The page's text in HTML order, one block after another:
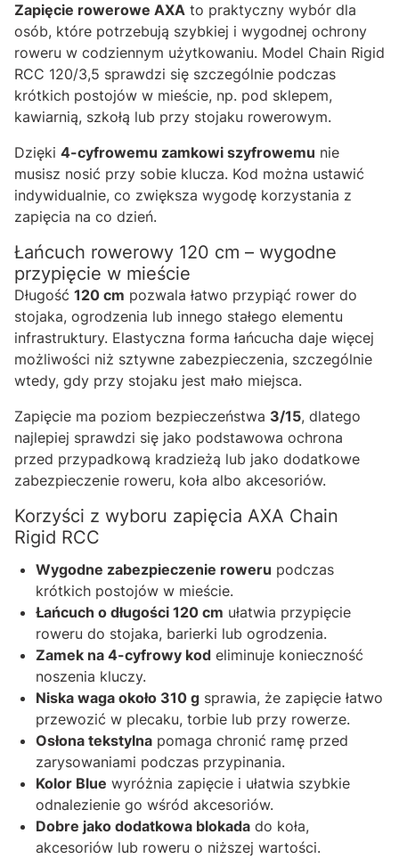
Zapięcie rowerowe AXA to praktyczny wybór dla
osób, które potrzebują szybkiej i wygodnej ochrony
roweru w codziennym użytkowaniu. Model Chain Rigid
RCC 120/3,5 sprawdzi się szczególnie podczas
krótkich postojów w mieście, np. pod sklepem,
kawiarnią, szkołą lub przy stojaku rowerowym.
Dzięki 4-cyfrowemu zamkowi szyfrowemu nie
musisz nosić przy sobie klucza. Kod można ustawić
indywidualnie, co zwiększa wygodę korzystania z
zapięcia na co dzień.
Łańcuch rowerowy 120 cm – wygodne
przypięcie w mieście
Długość 120 cm pozwala łatwo przypiąć rower do
stojaka, ogrodzenia lub innego stałego elementu
infrastruktury. Elastyczna forma łańcucha daje więcej
możliwości niż sztywne zabezpieczenia, szczególnie
wtedy, gdy przy stojaku jest mało miejsca.
Zapięcie ma poziom bezpieczeństwa 3/15, dlatego
najlepiej sprawdzi się jako podstawowa ochrona
przed przypadkową kradzieżą lub jako dodatkowe
zabezpieczenie roweru, koła albo akcesoriów.
Korzyści z wyboru zapięcia AXA Chain
Rigid RCC
Wygodne zabezpieczenie roweru podczas
krótkich postojów w mieście.
Łańcuch o długości 120 cm ułatwia przypięcie
roweru do stojaka, barierki lub ogrodzenia.
Zamek na 4-cyfrowy kod eliminuje konieczność
noszenia kluczy.
Niska waga około 310 g sprawia, że zapięcie łatwo
przewozić w plecaku, torbie lub przy rowerze.
Osłona tekstylna pomaga chronić ramę przed
zarysowaniami podczas przypinania.
Kolor Blue wyróżnia zapięcie i ułatwia szybkie
odnalezienie go wśród akcesoriów.
Dobre jako dodatkowa blokada do koła,
akcesoriów lub roweru o niższej wartości.